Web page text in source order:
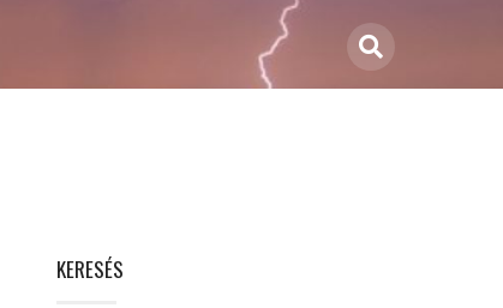
KERESÉS